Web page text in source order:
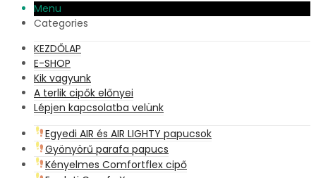
Menu
Categories
KEZDŐLAP
E-SHOP
Kik vagyunk
A terlik cipők előnyei
Lépjen kapcsolatba velünk
Egyedi AIR és AIR LIGHTY papucsok
Gyönyörű parafa papucs
Kényelmes Comfortflex cipő